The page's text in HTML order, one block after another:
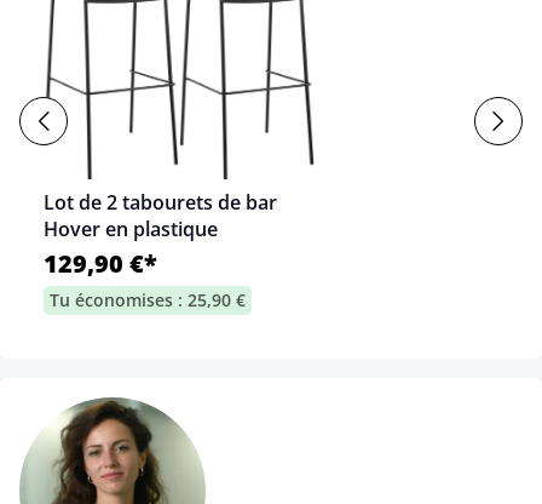
Lot de 2 tabourets de bar
Hover en plastique
129,90 €*
Tu économises : 25,90 €